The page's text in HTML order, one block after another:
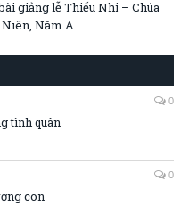
giảng lễ Thiếu Nhi – Chúa
Năm A
0
tình quân
0
con